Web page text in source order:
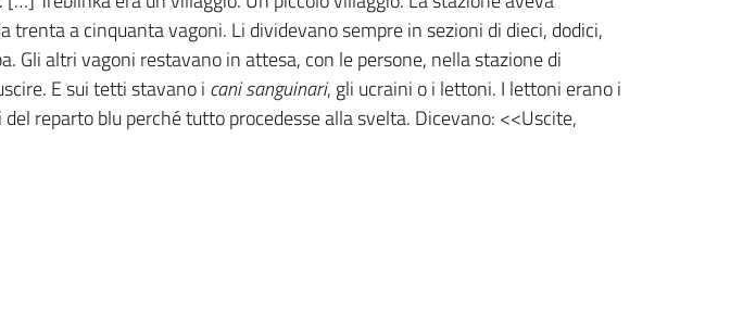
a cinquanta vagoni. Li dividevano sempre in sezioni di dieci, dodici,
Gli altri vagoni restavano in attesa, con le persone, nella stazione di
E sui tetti stavano i cani sanguinari, gli ucraini o i lettoni. I lettoni erano i
reparto blu perché tutto procedesse alla svelta. Dicevano: <<Uscite,